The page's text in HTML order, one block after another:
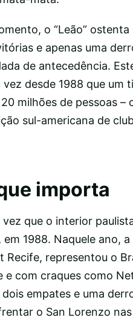
o “Leão”
e apenas uma
de antecedência.
vez desde 1988 que um
milhões de pessoas
sul-americana de
importa
vez que o interior
em 1988. Naquele ano,
Recife, representou o
e com craques como
empates e uma
o San Lorenzo